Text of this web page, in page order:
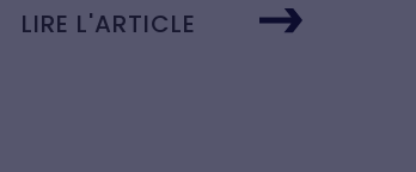
LIRE L'ARTICLE